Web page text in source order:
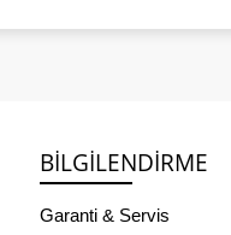
BILGILENDIRME
Garanti & Servis